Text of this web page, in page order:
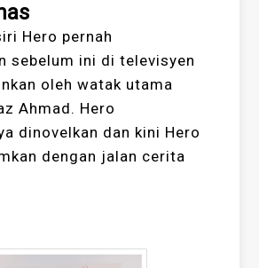
Hero pernah
sebelum ini di televisyen
oleh watak utama
Ahmad. Hero
dinovelkan dan kini Hero
dengan jalan cerita